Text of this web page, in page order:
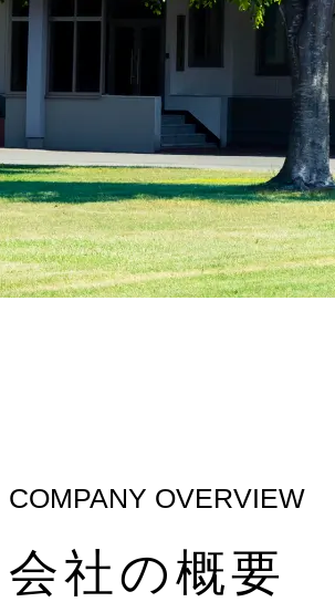
COMPANY OVERVIEW
会社の概要